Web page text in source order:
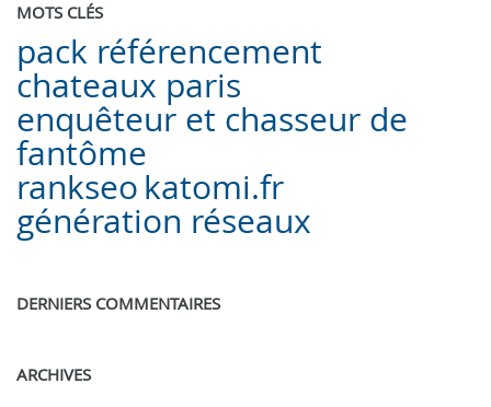
MOTS CLÉS
pack référencement
chateaux paris
enquêteur et chasseur de
fantôme
rankseo katomi.fr
génération réseaux
DERNIERS COMMENTAIRES
ARCHIVES